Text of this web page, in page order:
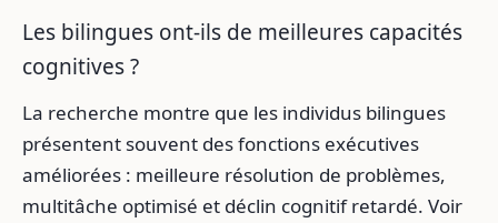
Les bilingues ont-ils de meilleures capacités
cognitives ?
La recherche montre que les individus bilingues
présentent souvent des fonctions exécutives
améliorées : meilleure résolution de problèmes,
multitâche optimisé et déclin cognitif retardé. Voir